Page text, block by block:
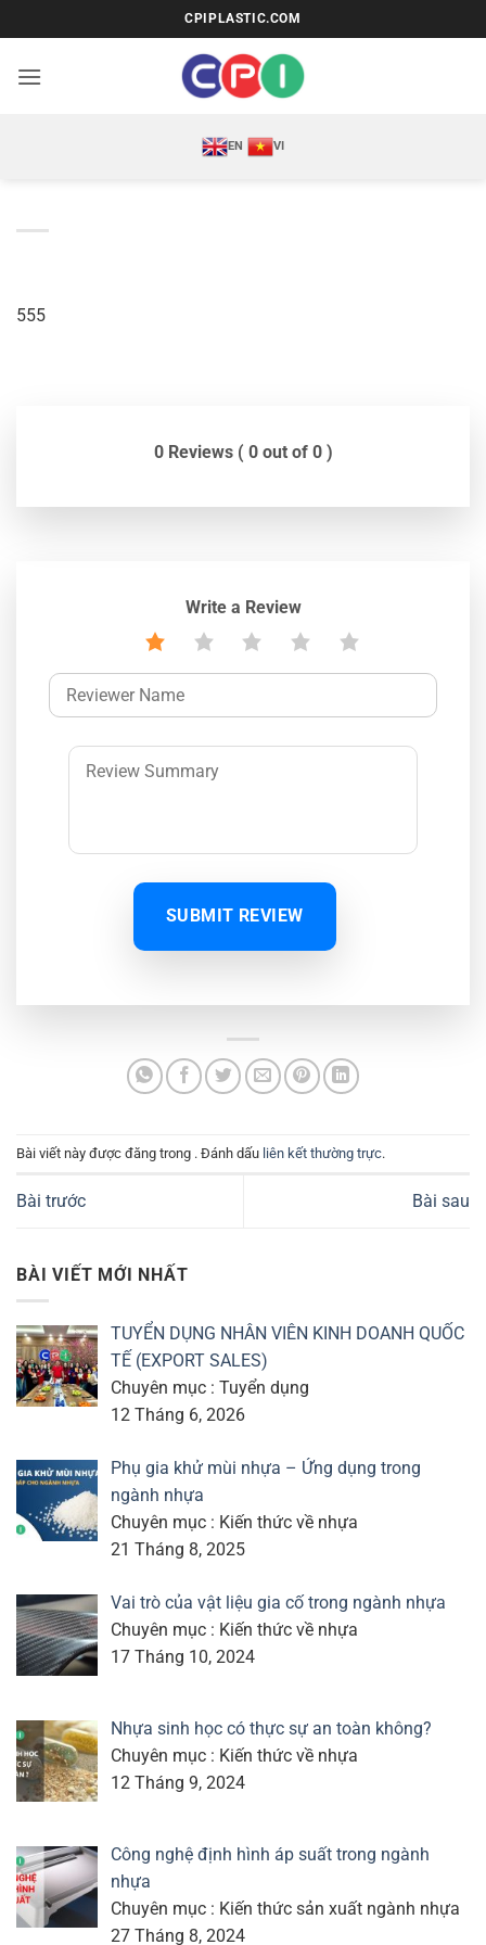
qua
nội
CPIPLASTIC.COM
EN VI
555
0 Reviews ( 0 out of 0 )
Write a Review
SUBMIT REVIEW
Bài viết này được đăng trong . Đánh dấu liên kết thường trực.
Bài trước Bài sau
BÀI VIẾT MỚI NHẤT
TUYỂN DỤNG NHÂN VIÊN KINH DOANH QUỐC
TẾ (EXPORT SALES)
Chuyên mục : Tuyển dụng
12 Tháng 6, 2026
Phụ gia khử mùi nhựa – Ứng dụng trong
ngành nhựa
Chuyên mục : Kiến thức về nhựa
21 Tháng 8, 2025
Vai trò của vật liệu gia cố trong ngành nhựa
Chuyên mục : Kiến thức về nhựa
17 Tháng 10, 2024
Nhựa sinh học có thực sự an toàn không?
Chuyên mục : Kiến thức về nhựa
12 Tháng 9, 2024
Công nghệ định hình áp suất trong ngành
nhựa
Chuyên mục : Kiến thức sản xuất ngành nhựa
27 Tháng 8, 2024